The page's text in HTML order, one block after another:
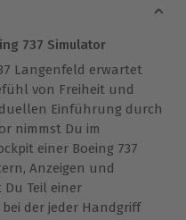
737 Simulator
Langenfeld erwartet
von Freiheit und
Einführung durch
nimmst Du im
einer Boeing 737
Anzeigen und
Teil einer
der jeder Handgriff